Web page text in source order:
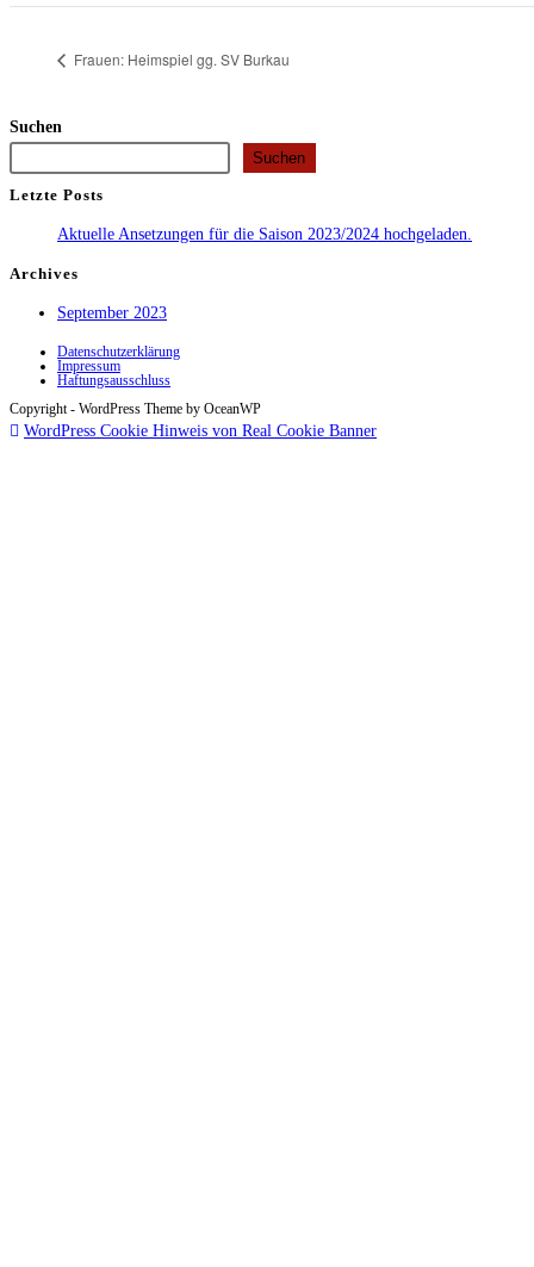
Frauen: Heimspiel gg. SV Burkau
Suchen
Suchen
Letzte Posts
Aktuelle Ansetzungen für die Saison 2023/2024 hochgeladen.
Archives
September 2023
Datenschutzerklärung
Impressum
Haftungsausschluss
Copyright - WordPress Theme by OceanWP
WordPress Cookie Hinweis von Real Cookie Banner